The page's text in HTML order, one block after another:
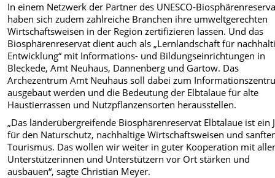
In einem Netzwerk der Partner des UNESCO-
haben sich zudem zahlreiche Branchen ihre umweltgerechten
Wirtschaftsweisen in der Region zertifizieren lassen. Und das
Biosphärenreservat dient auch als „Lernlandschaft für
Entwicklung“ mit Informations- und Bildungseinrichtungen in
Bleckede, Amt Neuhaus, Dannenberg und Gartow. Das
Archezentrum Amt Neuhaus soll dabei zum
ausgebaut werden und die Bedeutung der Elbtalaue für alte
Haustierrassen und Nutzpflanzensorten herausstellen.
„Das länderübergreifende Biosphärenreservat Elbtalaue ist ein
für den Naturschutz, nachhaltige Wirtschaftsweisen und
Tourismus. Das wollen wir weiter in guter Kooperation mit
Unterstützerinnen und Unterstützern vor Ort stärken und
ausbauen“, sagte Christian Meyer.